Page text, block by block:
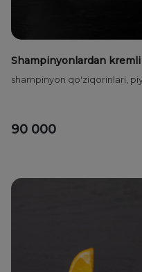
Shampinyonlardan
shampinyon qo'ziqorinlari,
90 000